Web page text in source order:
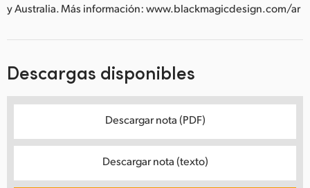
y Australia. Más información: www.blackmagicdesign.com/ar
Descargas disponibles
Descargar nota (PDF)
Descargar nota (texto)